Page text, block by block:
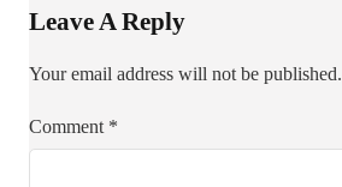
Leave A Reply
Your email address will not be published.
Comment *